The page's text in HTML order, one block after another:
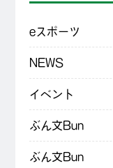
eスポーツ
NEWS
イベント
ぶん文Bun
ぶん文Bun